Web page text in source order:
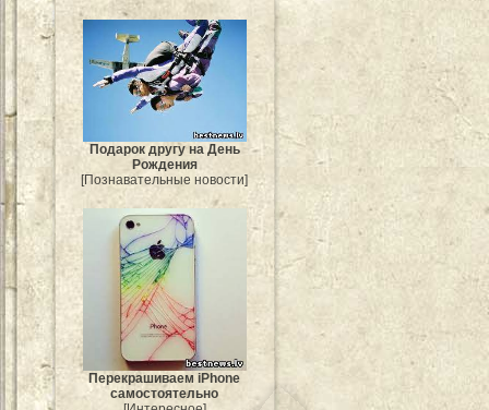
Подарок другу на День
Рождения
[Познавательные новости]
Перекрашиваем iPhone
самостоятельно